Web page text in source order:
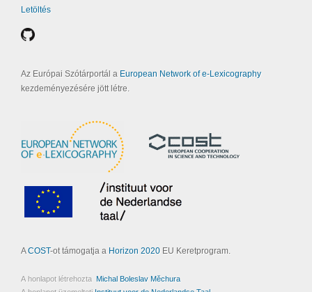
Letöltés
Az Európai Szótárportál a European Network of e-Lexicography
kezdeményezésére jött létre.
ACOST-ot támogatja a Horizon 2020 EU Keretprogram.
A honlapot létrehozta Michal Boleslav Měchura